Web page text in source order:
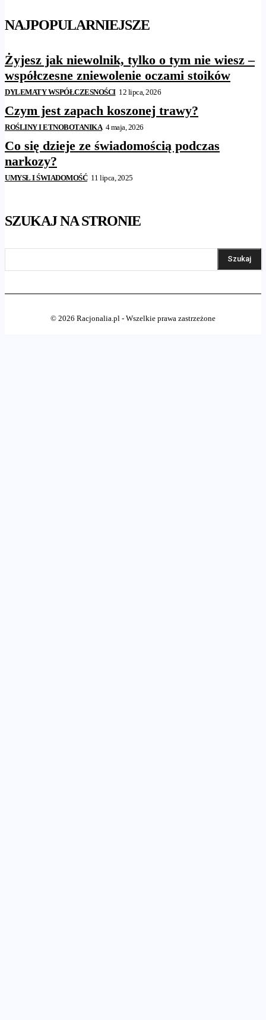
NAJPOPULARNIEJSZE
Żyjesz jak niewolnik, tylko o tym nie wiesz –
współczesne zniewolenie oczami stoików
DYLEMATY WSPÓŁCZESNOŚCI 12 lipca, 2026
Czym jest zapach koszonej trawy?
ROŚLINY I ETNOBOTANIKA 4 maja, 2026
Co się dzieje ze świadomością podczas
narkozy?
UMYSŁ I ŚWIADOMOŚĆ 11 lipca, 2025
SZUKAJ NA STRONIE
Szukaj
© 2026 Racjonalia.pl - Wszelkie prawa zastrzeżone